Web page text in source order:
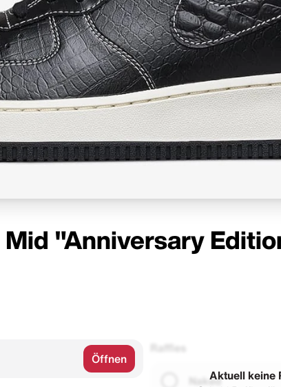
Mid "Anniversary
Öffnen
Raffles
NakedAktuell keine